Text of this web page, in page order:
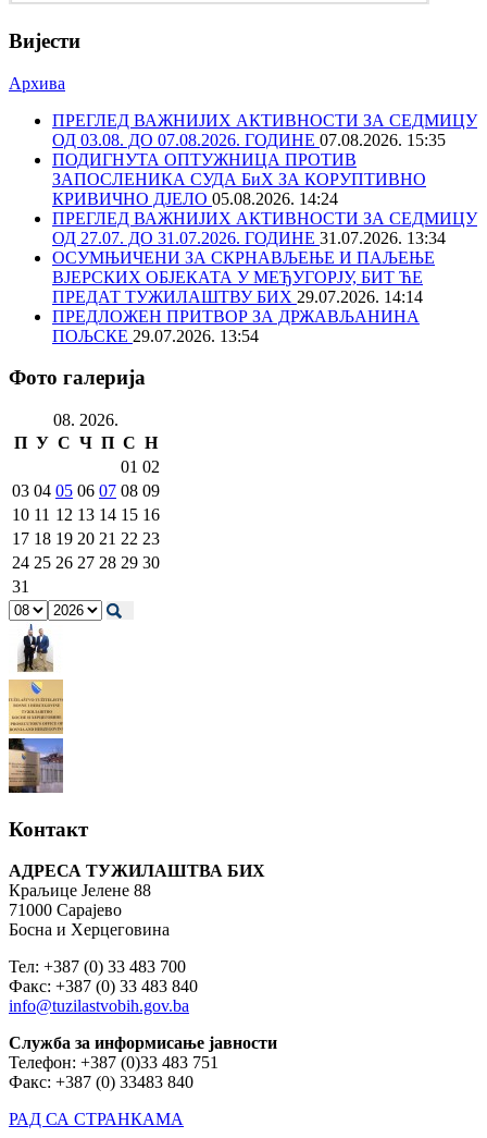
Вијести
Архива
ПРЕГЛЕД ВАЖНИЈИХ АКТИВНОСТИ ЗА СЕДМИЦУ
ОД 03.08. ДО 07.08.2026. ГОДИНЕ 07.08.2026. 15:35
ПОДИГНУТА ОПТУЖНИЦА ПРОТИВ
ЗАПОСЛЕНИКА СУДА БиХ ЗА КОРУПТИВНО
КРИВИЧНО ДЈЕЛО 05.08.2026. 14:24
ПРЕГЛЕД ВАЖНИЈИХ АКТИВНОСТИ ЗА СЕДМИЦУ
ОД 27.07. ДО 31.07.2026. ГОДИНЕ 31.07.2026. 13:34
ОСУМЊИЧЕНИ ЗА СКРНАВЉЕЊЕ И ПАЉЕЊЕ
ВЈЕРСКИХ ОБЈЕКАТА У МЕЂУГОРЈУ, БИТ ЋЕ
ПРЕДАТ ТУЖИЛАШТВУ БИХ 29.07.2026. 14:14
ПРЕДЛОЖЕН ПРИТВОР ЗА ДРЖАВЉАНИНА
ПОЉСКЕ 29.07.2026. 13:54
Фото галерија
08. 2026.
П У С Ч П С Н
01 02
03 04 05 06 07 08 09
10 11 12 13 14 15 16
17 18 19 20 21 22 23
24 25 26 27 28 29 30
31
Контакт
АДРЕСА ТУЖИЛАШТВА БИХ
Краљице Јелене 88
71000 Сарајево
Босна и Херцеговина
Тел: +387 (0) 33 483 700
Факс: +387 (0) 33 483 840
info@tuzilastvobih.gov.ba
Служба за информисање јавности
Телефон: +387 (0)33 483 751
Факс: +387 (0) 33483 840
РАД СА СТРАНКАМА